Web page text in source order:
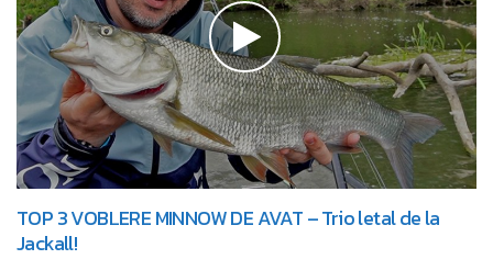
TOP 3 VOBLERE MINNOW DE AVAT – Trio letal de la
Jackall!